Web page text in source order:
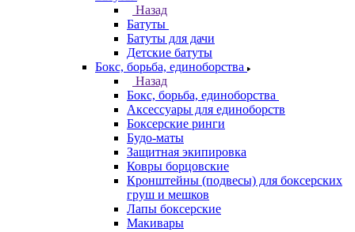
Назад
Батуты
Батуты для дачи
Детские батуты
Бокс, борьба, единоборства
Назад
Бокс, борьба, единоборства
Аксессуары для единоборств
Боксерские ринги
Будо-маты
Защитная экипировка
Ковры борцовские
Кронштейны (подвесы) для боксерских
груш и мешков
Лапы боксерские
Макивары